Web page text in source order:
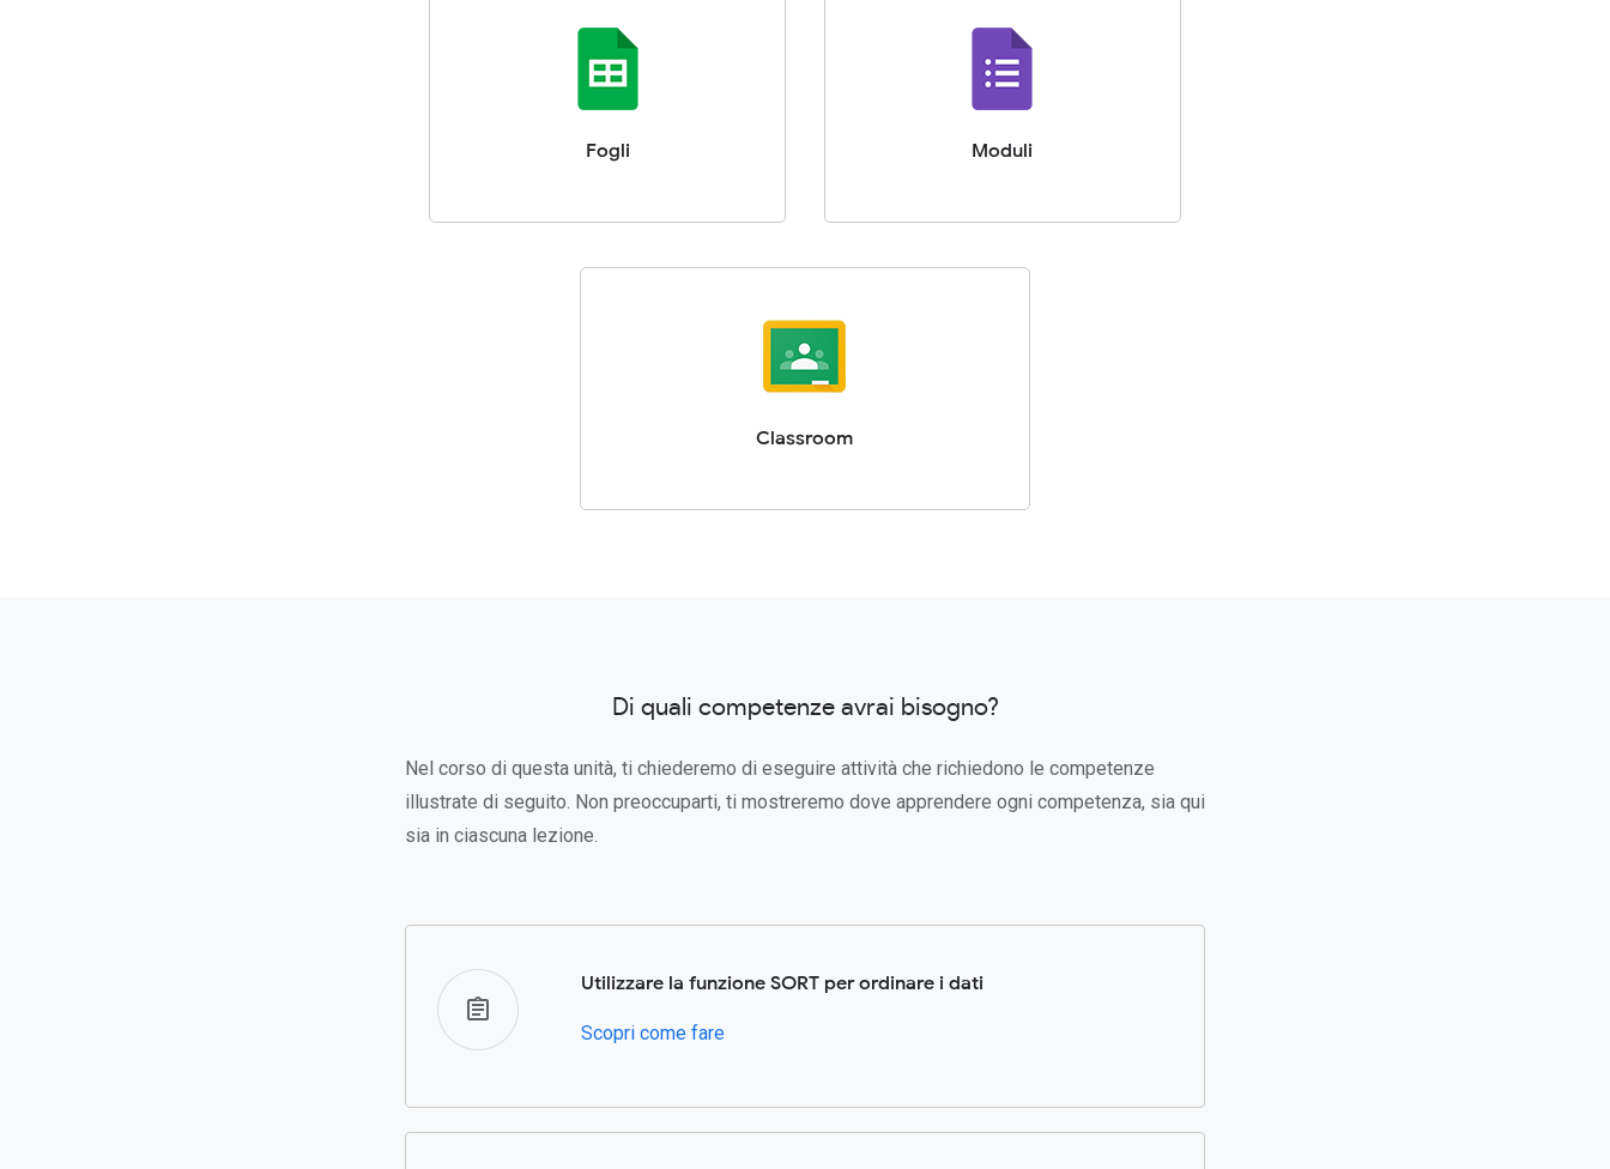
Fogli Moduli
Classroom
Di quali competenze avrai bisogno?
Nel corso di questa unità, ti chiederemo di eseguire attività che richiedono le competenze
illustrate di seguito. Non preoccuparti, ti mostreremo dove apprendere ogni competenza, sia qui
sia in ciascuna lezione.
Utilizzare la funzione SORT per ordinare i dati
Scopri come fare